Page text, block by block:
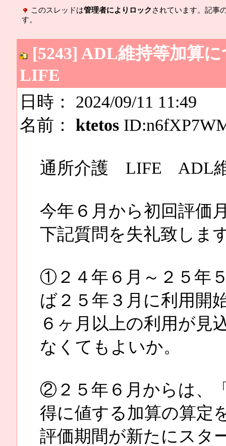
このスレッドは管理者によりロック されています。記事
す。
[5243] ADL維持等加
LIFE
日時： 2024/09/11 11:49
名前： ktetos
通所介護 LIFE ADL
今年６月から初回評価
下記質問を失礼致しま
①２４年６月～２５年
ば２５年３月に利用開
６ヶ月以上の利用が見
なくてもよいか。
②２５年６月からは、
得に値する加算の算定
評価期間が新たにスタ